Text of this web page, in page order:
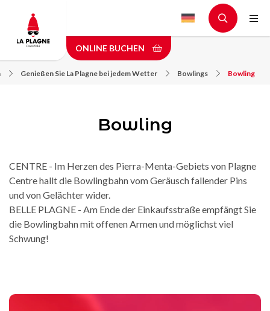
main
content
ONLINE BUCHEN
Genießen Sie La Plagne bei jedem Wetter Bowlings Bowling
Bowling
CENTRE - Im Herzen des Pierra-Menta-Gebiets von Plagne
Centre hallt die Bowlingbahn vom Geräusch fallender Pins
und von Gelächter wider.
BELLE PLAGNE - Am Ende der Einkaufsstraße empfängt Sie
die Bowlingbahn mit offenen Armen und möglichst viel
Schwung!